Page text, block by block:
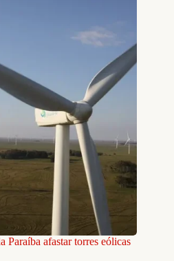
Paraíba afastar torres eólicas